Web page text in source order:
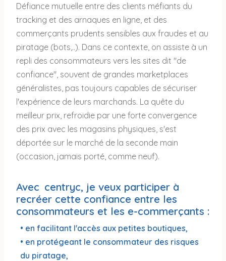
Défiance mutuelle entre des clients méfiants du
tracking et des arnaques en ligne, et des
commerçants prudents sensibles aux fraudes et au
piratage (bots,..). Dans ce contexte, on assiste à un
repli des consommateurs vers les sites dit "de
confiance", souvent de grandes marketplaces
généralistes, pas toujours capables de sécuriser
l'expérience de leurs marchands. La quête du
meilleur prix, refroidie par une forte convergence
des prix avec les magasins physiques, s'est
déportée sur le marché de la seconde main
(occasion, jamais porté, comme neuf).
Avec centryc, je veux participer à
recréer cette confiance entre les
consommateurs et les e-commerçants :
• en facilitant l'accès aux petites boutiques,
• en protégeant le consommateur des risques
du piratage,